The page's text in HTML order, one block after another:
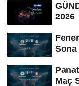
2026
Sona
Maç